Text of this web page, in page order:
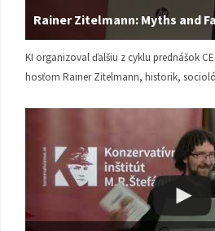
Rainer Zitelmann: Myths and
KI organizoval ďalšiu z cyklu prednášok
hosťom Rainer Zitelmann, historik,